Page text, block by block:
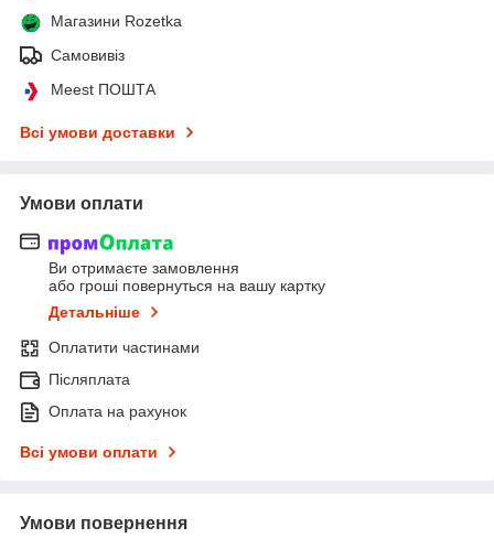
Магазини Rozetka
Самовивіз
Meest ПОШТА
Всі умови доставки
Умови оплати
Ви отримаєте замовлення
або гроші повернуться на вашу картку
Детальніше
Оплатити частинами
Післяплата
Оплата на рахунок
Всі умови оплати
Умови повернення